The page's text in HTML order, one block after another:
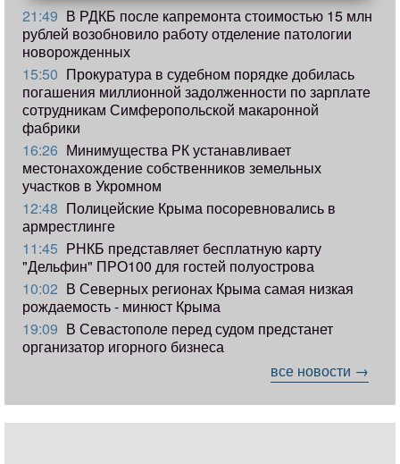
21:49 В РДКБ после капремонта стоимостью 15 млн
рублей возобновило работу отделение патологии
новорожденных
15:50 Прокуратура в судебном порядке добилась
погашения миллионной задолженности по зарплате
сотрудникам Симферопольской макаронной
фабрики
16:26 Минимущества РК устанавливает
местонахождение собственников земельных
участков в Укромном
12:48 Полицейские Крыма посоревновались в
армрестлинге
11:45 РНКБ представляет бесплатную карту
"Дельфин" ПРО100 для гостей полуострова
10:02 В Северных регионах Крыма самая низкая
рождаемость - минюст Крыма
19:09 В Севастополе перед судом предстанет
организатор игорного бизнеса
все новости →